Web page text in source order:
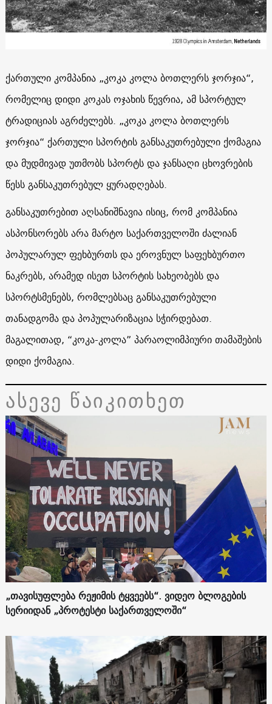
ქართული კომპანია „კოკა კოლა ბოთლერს ჯორჯია“,
რომელიც დიდი კოკას ოჯახის წევრია, ამ სპორტულ
ტრადიციას აგრძელებს. „კოკა კოლა ბოთლერს
ჯორჯია“ ქართული სპორტის განსაკუთრებული ქომაგია
და მუდმივად უთმობს სპორტს და ჯანსაღი ცხოვრების
წესს განსაკუთრებულ ყურადღებას.
განსაკუთრებით აღსანიშნავია ისიც, რომ კომპანია
ასპონსორებს არა მარტო საქართველოში ძალიან
პოპულარულ ფეხბურთს და ეროვნულ საფეხბურთო
ნაკრებს, არამედ ისეთ სპორტის სახეობებს და
სპორტსმენებს, რომლებსაც განსაკუთრებული
თანადგომა და პოპულარიზაცია სჭირდებათ.
მაგალითად, “კოკა-კოლა” პარაოლიმპიური თამაშების
დიდი ქომაგია.
ასევე წაიკითხეთ
„თავისუფლება რეჟიმის ტყვეებს“. ვიდეო ბლოგების
სერიიდან „პროტესტი საქართველოში“